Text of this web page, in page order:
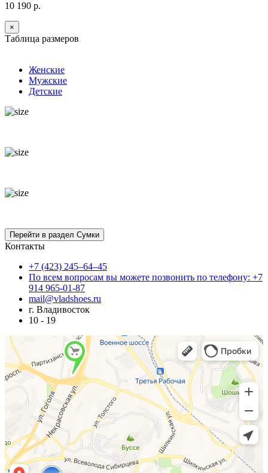
10 190 р.
×
Таблица размеров
Женские
Мужские
Детские
Контакты
+7 (423) 245–64–45
По всем вопросам вы можете позвонить по телефону: +7
914 965-01-87
mail@vladshoes.ru
г. Владивосток
10 - 19